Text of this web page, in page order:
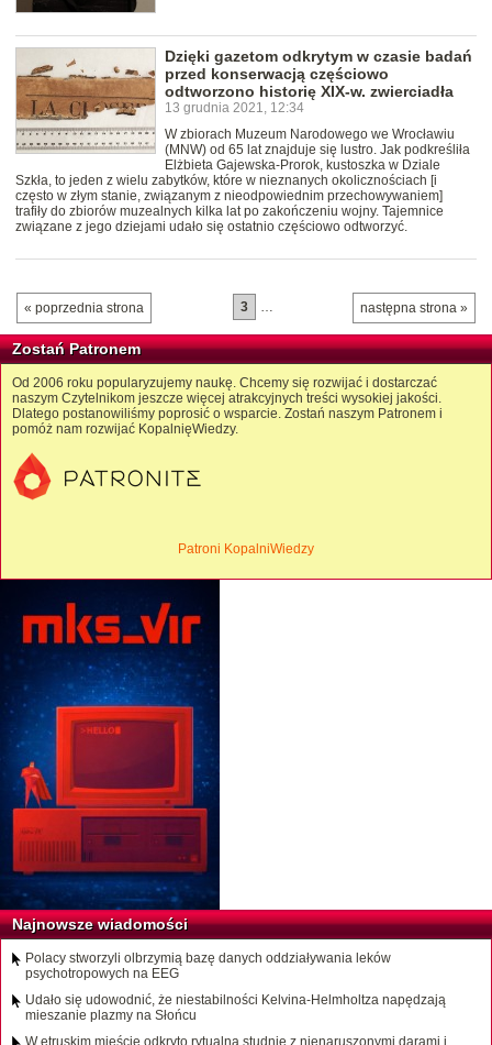
Dzięki gazetom odkrytym w czasie badań
przed konserwacją częściowo
odtworzono historię XIX-w. zwierciadła
13 grudnia 2021, 12:34
W zbiorach Muzeum Narodowego we Wrocławiu
(MNW) od 65 lat znajduje się lustro. Jak podkreśliła
Elżbieta Gajewska-Prorok, kustoszka w Dziale
Szkła, to jeden z wielu zabytków, które w nieznanych okolicznościach [i
często w złym stanie, związanym z nieodpowiednim przechowywaniem]
trafiły do zbiorów muzealnych kilka lat po zakończeniu wojny. Tajemnice
związane z jego dziejami udało się ostatnio częściowo odtworzyć.
« poprzednia strona następna strona »
3 …
Zostań Patronem
Od 2006 roku popularyzujemy naukę. Chcemy się rozwijać i dostarczać
naszym Czytelnikom jeszcze więcej atrakcyjnych treści wysokiej jakości.
Dlatego postanowiliśmy poprosić o wsparcie. Zostań naszym Patronem i
pomóż nam rozwijać KopalnięWiedzy.
Patroni KopalniWiedzy
Najnowsze wiadomości
Polacy stworzyli olbrzymią bazę danych oddziaływania leków
psychotropowych na EEG
Udało się udowodnić, że niestabilności Kelvina-Helmholtza napędzają
mieszanie plazmy na Słońcu
W etruskim mieście odkryto rytualną studnię z nienaruszonymi darami i